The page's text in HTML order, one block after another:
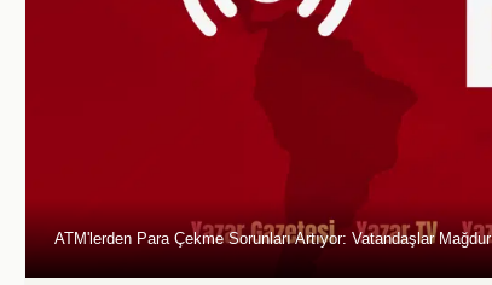
ATM'lerden Para Çekme Sorunları Artıyor: Vatandaşlar Mağdur